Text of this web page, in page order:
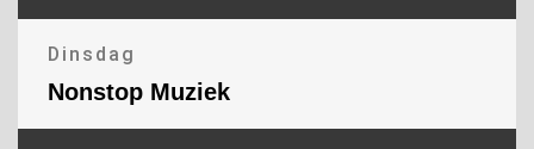
Dinsdag
Nonstop Muziek